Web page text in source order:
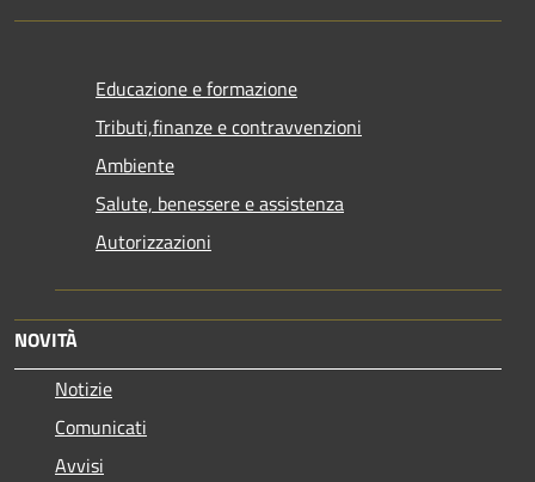
Educazione e formazione
Tributi,finanze e contravvenzioni
Ambiente
Salute, benessere e assistenza
Autorizzazioni
NOVITÀ
Notizie
Comunicati
Avvisi